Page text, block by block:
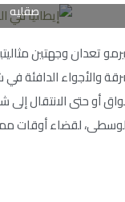
صقليه
تعدان وجهتين
والأجواء الدافئة
أو حتى الانتقال
لقضاء أوقات